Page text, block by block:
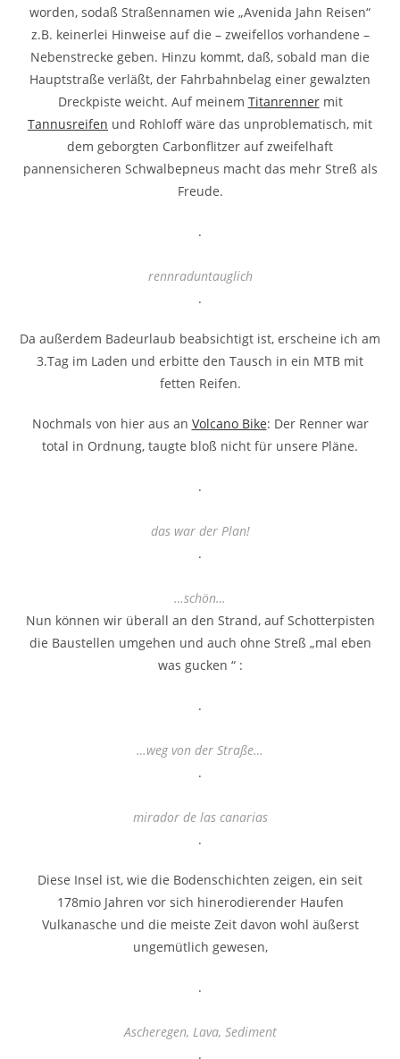
worden, sodaß Straßennamen wie „Avenida Jahn Reisen“
z.B. keinerlei Hinweise auf die – zweifellos vorhandene –
Nebenstrecke geben. Hinzu kommt, daß, sobald man die
Hauptstraße verläßt, der Fahrbahnbelag einer gewalzten
Dreckpiste weicht. Auf meinem Titanrennermit
Tannusreifen und Rohloff wäre das unproblematisch, mit
dem geborgten Carbonflitzer auf zweifelhaft
pannensicheren Schwalbepneus macht das mehr Streß als
Freude.
.
rennraduntauglich
.
Da außerdem Badeurlaub beabsichtigt ist, erscheine ich am
3.Tag im Laden und erbitte den Tausch in ein MTB mit
fetten Reifen.
Nochmals von hier aus an Volcano Bike: Der Renner war
total in Ordnung, taugte bloß nicht für unsere Pläne.
.
das war der Plan!
.
…schön…
Nun können wir überall an den Strand, auf Schotterpisten
die Baustellen umgehen und auch ohne Streß „mal eben
was gucken “ :
.
…weg von der Straße…
.
mirador de las canarias
.
Diese Insel ist, wie die Bodenschichten zeigen, ein seit
178mio Jahren vor sich hinerodierender Haufen
Vulkanasche und die meiste Zeit davon wohl äußerst
ungemütlich gewesen,
.
Ascheregen, Lava, Sediment
.